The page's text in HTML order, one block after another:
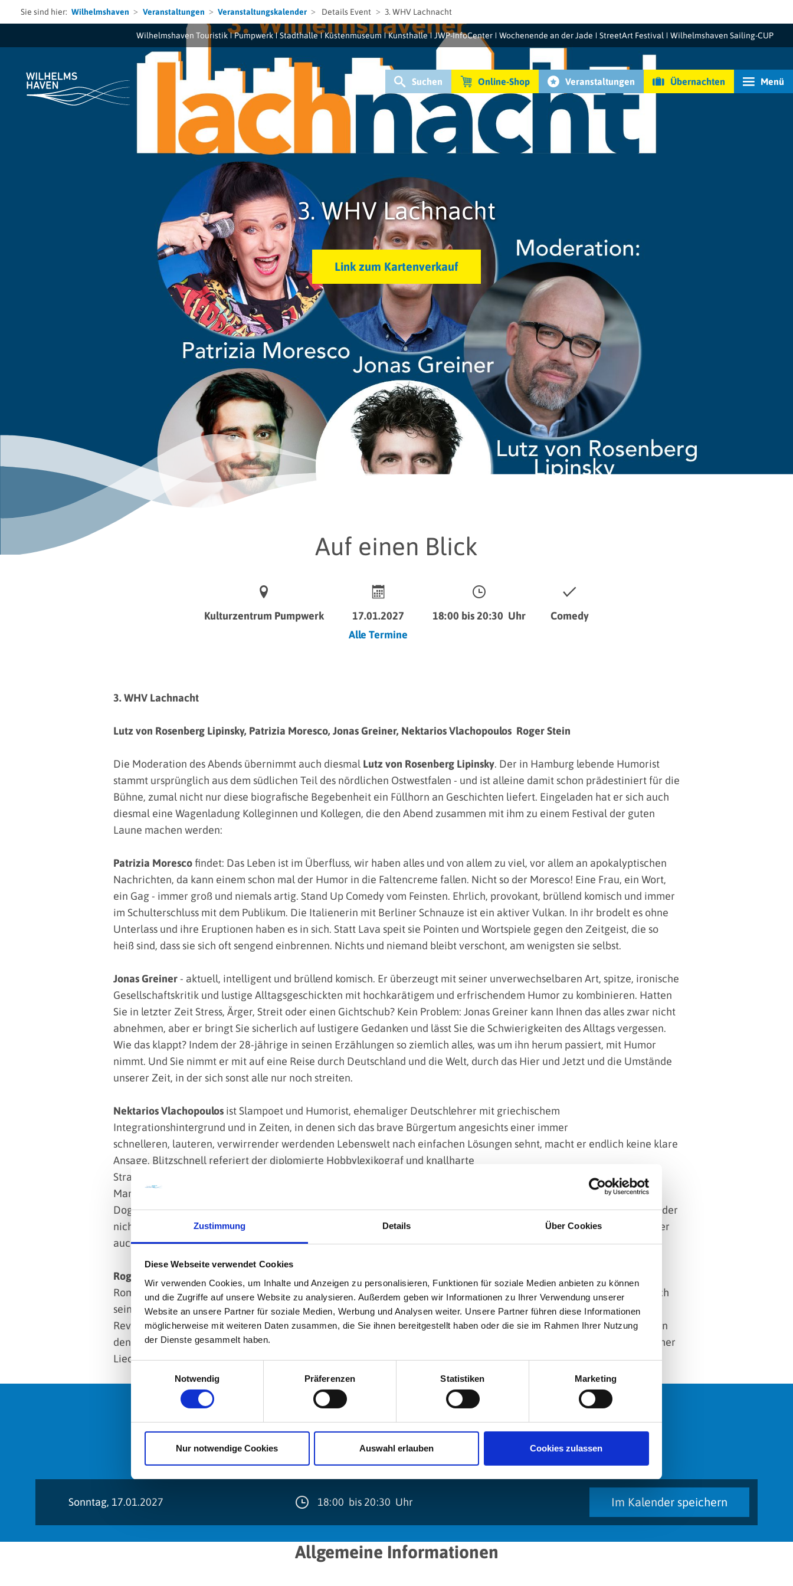
Zustimmung Details Über Cookies
Diese Webseite verwendet Cookies
Wir verwenden Cookies, um Inhalte und Anzeigen zu personalisieren, Funktionen für soziale Medien anbieten zu können
und die Zugriffe auf unsere Website zu analysieren. Außerdem geben wir Informationen zu Ihrer Verwendung unserer
Website an unsere Partner für soziale Medien, Werbung und Analysen weiter. Unsere Partner führen diese Informationen
möglicherweise mit weiteren Daten zusammen, die Sie ihnen bereitgestellt haben oder die sie im Rahmen Ihrer Nutzung
der Dienste gesammelt haben.
Notwendig
Präferenzen Statistiken Marketing
Nur notwendige Cookies Auswahl erlauben Cookies zulassen
Sie sind hier: Wilhelmshaven Veranstaltungen Veranstaltungskalender Details Event 3. WHV Lachnacht
Wilhelmshaven Touristik Pumpwerk Stadthalle Küstenmuseum Kunsthalle JWP-InfoCenter Wochenende an der Jade StreetArt Festival Wilhelmshaven Sailing-CUP
Suchen Online-Shop Veranstaltungen Übernachten Menü
3. WHV Lachnacht
Link zum Kartenverkauf
Auf einen Blick
Kulturzentrum Pumpwerk
17.01.2027
Alle Termine
18:00 bis20:30 Uhr Comedy
3. WHV Lachnacht
Lutz von Rosenberg Lipinsky, Patrizia Moresco, Jonas Greiner, Nektarios Vlachopoulos Roger Stein
Die Moderation des Abends übernimmt auch diesmal Lutz von Rosenberg Lipinsky. Der in Hamburg lebende Humorist
stammt ursprünglich aus dem südlichen Teil des nördlichen Ostwestfalen - und ist alleine damit schon prädestiniert für die
Bühne, zumal nicht nur diese biografische Begebenheit ein Füllhorn an Geschichten liefert. Eingeladen hat er sich auch
diesmal eine Wagenladung Kolleginnen und Kollegen, die den Abend zusammen mit ihm zu einem Festival der guten
Laune machen werden:
Patrizia Moresco findet: Das Leben ist im Überfluss, wir haben alles und von allem zu viel, vor allem an apokalyptischen
Nachrichten, da kann einem schon mal der Humor in die Faltencreme fallen. Nicht so der Moresco! Eine Frau, ein Wort,
ein Gag - immer groß und niemals artig. Stand Up Comedy vom Feinsten. Ehrlich, provokant, brüllend komisch und immer
im Schulterschluss mit dem Publikum. Die Italienerin mit Berliner Schnauze ist ein aktiver Vulkan. In ihr brodelt es ohne
Unterlass und ihre Eruptionen haben es in sich. Statt Lava speit sie Pointen und Wortspiele gegen den Zeitgeist, die so
heiß sind, dass sie sich oft sengend einbrennen. Nichts und niemand bleibt verschont, am wenigsten sie selbst.
Jonas Greiner - aktuell, intelligent und brüllend komisch. Er überzeugt mit seiner unverwechselbaren Art, spitze, ironische
Gesellschaftskritik und lustige Alltagsgeschickten mit hochkarätigem und erfrischendem Humor zu kombinieren. Hatten
Sie in letzter Zeit Stress, Ärger, Streit oder einen Gichtschub? Kein Problem: Jonas Greiner kann Ihnen das alles zwar nicht
abnehmen, aber er bringt Sie sicherlich auf lustigere Gedanken und lässt Sie die Schwierigkeiten des Alltags vergessen.
Wie das klappt? Indem der 28-jährige in seinen Erzählungen so ziemlich alles, was um ihn herum passiert, mit Humor
nimmt. Und Sie nimmt er mit auf eine Reise durch Deutschland und die Welt, durch das Hier und Jetzt und die Umstände
unserer Zeit, in der sich sonst alle nur noch streiten.
Nektarios Vlachopoulos ist Slampoet und Humorist, ehemaliger Deutschlehrer mit griechischem
Integrationshintergrund und in Zeiten, in denen sich das brave Bürgertum angesichts einer immer
schnelleren, lauteren, verwirrender werdenden Lebenswelt nach einfachen Lösungen sehnt, macht er endlich keine klare
Ansage. Blitzschnell referiert der diplomierte Hobbylexikograf und knallharte
Straßenkabarettist über die randgesellschaftlichen Probleme der äußeren Mittelschicht. „Ein ganz klares Jein!“ ist das
Manifest der Unverbindlichkeit. Eine in Granit gemeißelte vorsichtige Handlungsempfehlung für unentschlossene
Dogmatiker. Die Programm gewordene Ambivalenz des negierten Widerspruchs am Gegenteiltag. Ein Muss für jeden, der
nicht will. Also Stifte raus und hingelegt, prokrastinieren kannst du noch morgen. Nektarios verklärt jetzt Tacheles! Oder
auch nicht. Er ist sich da nicht so sicher...
Roger Stein
Romantik. In kraftvoller Vielseitigkeit, mit Selbstironie und Charme, flegelt er multiinstrumental und reimgeladen durch
sein Programm und gibt zeigefingerlos – aber nicht mittelfingerlos! – eine feurige Anleitung für diszipliniertes
Revoluzzertum. Mit messerscharfer Reimtechnik lotet er die Tiefen von Satire und Poesie aus, zieht simplen Metaphern
den Boden unter den Füssen weg und lässt Sprache auf sich selber los. Geschickt führt er HipHop-Elemente mit deutscher
Liedtradition zusammen und entwirft dadurch seinen ganz eigenen Musikstil.
Alle Termine
Januar 2027
Sonntag, 17.01.2027 18:00 bis 20:30 Uhr Im Kalender speichern
Allgemeine Informationen